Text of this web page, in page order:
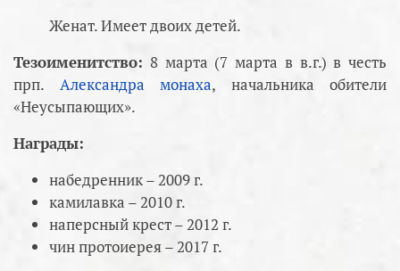
Женат. Имеет двоих детей.
Тезоименитство: 8 марта (7 марта в в.г.) в честь
прп. Александра монаха, начальника обители
«Неусыпающих».
Награды:
набедренник – 2009 г.
камилавка – 2010 г.
наперсный крест – 2012 г.
чин протоиерея – 2017 г.